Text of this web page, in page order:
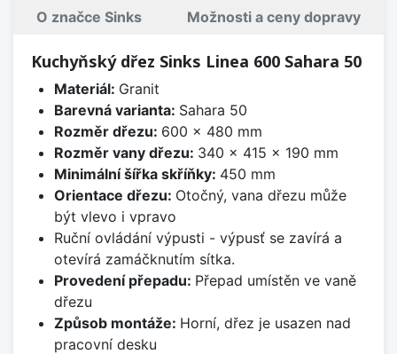
O značce Sinks Možnosti a ceny dopravy
Kuchyňský dřez Sinks Linea 600 Sahara 50
Materiál: Granit
Barevná varianta: Sahara 50
Rozměr dřezu: 600 x 480 mm
Rozměr vany dřezu: 340 x 415 x 190 mm
Minimální šířka skříňky: 450 mm
Orientace dřezu: Otočný, vana dřezu může
být vlevo i vpravo
Ruční ovládání výpusti - výpusť se zavírá a
otevírá zamáčknutím sítka.
Provedení přepadu: Přepad umístěn ve vaně
dřezu
Způsob montáže: Horní, dřez je usazen nad
pracovní desku